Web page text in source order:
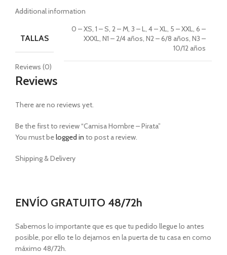
Additional information
TALLAS
0 – XS, 1 – S, 2 – M, 3 – L, 4 – XL, 5 – XXL, 6 –
XXXL, N1 – 2/4 años, N2 – 6/8 años, N3 –
10/12 años
Reviews (0)
Reviews
There are no reviews yet.
Be the first to review “Camisa Hombre – Pirata”
You must belogged in to post a review.
Shipping & Delivery
ENVÍO GRATUITO 48/72h
Sabemos lo importante que es que tu pedido llegue lo antes
posible, por ello te lo dejamos en la puerta de tu casa en como
máximo 48/72h.